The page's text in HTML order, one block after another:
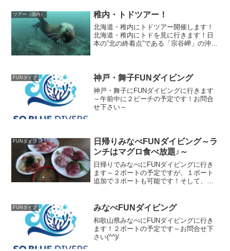
ツアー（国内） 稚内・トドツアー！
北海道・稚内にトドツアー開催します！
北海道・稚内にトドを見に行きます！日
本の”北の終着点”である「宗谷岬」の沖合
水中ではトドに...
FUNダイブ 神戸・舞子FUNダイビング
神戸・舞子にFUNダイビングに行きます
～午前中に２ビーチの予定です！お問合
せ下さい～
FUNダイブ
日帰りみなべFUNダイビング～ラ
ンチはマグロ食べ放題♪～
日帰りでみなべにFUNダイビングに行き
ます～２ボートの予定ですが、１ボート
追加で３ボートも可能です！そして、ラ
い食べましょう～♪
FUNダイブ みなべFUNダイビング
和歌山県みなべにFUNダイビングに行き
ます！２ボートの予定です～お問合せ下
さい(^^)/